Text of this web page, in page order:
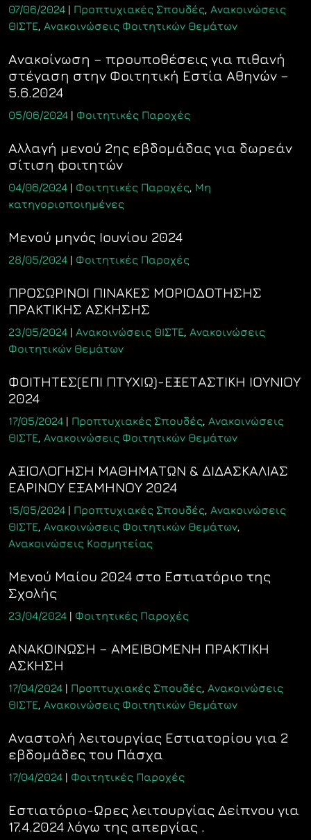
07/06/2024 | Προπτυχιακές Σπουδές, Ανακοινώσεις
ΘΙΣΤΕ, Ανακοινώσεις Φοιτητικών Θεμάτων
Ανακοίνωση – προυποθέσεις για πιθανή
στέγαση στην Φοιτητική Εστία Αθηνών –
5.6.2024
05/06/2024 | Φοιτητικές Παροχές
Αλλαγή μενού 2ης εβδομάδας για δωρεάν
σίτιση φοιτητών
04/06/2024 | Φοιτητικές Παροχές, Μη
κατηγοριοποιημένες
Μενού μηνός Ιουνίου 2024
28/05/2024 | Φοιτητικές Παροχές
ΠΡΟΣΩΡΙΝΟΙ ΠΙΝΑΚΕΣ ΜΟΡΙΟΔΟΤΗΣΗΣ
ΠΡΑΚΤΙΚΗΣ ΑΣΚΗΣΗΣ
23/05/2024 | Ανακοινώσεις ΘΙΣΤΕ, Ανακοινώσεις
Φοιτητικών Θεμάτων
ΦΟΙΤΗΤΕΣ(ΕΠΙ ΠΤΥΧΙΩ)-ΕΞΕΤΑΣΤΙΚΗ ΙΟΥΝΙΟΥ
2024
17/05/2024 | Προπτυχιακές Σπουδές, Ανακοινώσεις
ΘΙΣΤΕ, Ανακοινώσεις Φοιτητικών Θεμάτων
ΑΞΙΟΛΟΓΗΣΗ ΜΑΘΗΜΑΤΩΝ & ΔΙΔΑΣΚΑΛΙΑΣ
ΕΑΡΙΝΟΥ ΕΞΑΜΗΝΟΥ 2024
15/05/2024 | Προπτυχιακές Σπουδές, Ανακοινώσεις
ΘΙΣΤΕ, Ανακοινώσεις Φοιτητικών Θεμάτων,
Ανακοινώσεις Κοσμητείας
Μενού Μαίου 2024 στο Εστιατόριο της
Σχολής
23/04/2024 | Φοιτητικές Παροχές
ΑΝΑΚΟΙΝΩΣΗ – ΑΜΕΙΒΟΜΕΝΗ ΠΡΑΚΤΙΚΗ
ΑΣΚΗΣΗ
17/04/2024 | Προπτυχιακές Σπουδές, Ανακοινώσεις
ΘΙΣΤΕ, Ανακοινώσεις Φοιτητικών Θεμάτων
Αναστολή λειτουργίας Εστιατορίου για 2
εβδομάδες του Πάσχα
17/04/2024 | Φοιτητικές Παροχές
Εστιατόριο-Ωρες λειτουργίας Δείπνου για
17.4.2024 λόγω της απεργίας .